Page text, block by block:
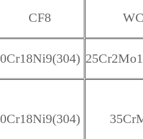
CF8
0Cr18Ni9(304)
0Cr18Ni9(304)